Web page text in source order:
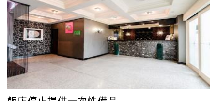
圖
顧
客
服
務
顧